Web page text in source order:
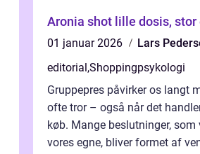
Aronia shot lille dosis,
01 januar 2026
Lars
editorial ,Shoppingpsykologi
Gruppepres påvirker os langt
ofte tror – også når det
køb. Mange beslutninger, som
vores egne, bliver formet af